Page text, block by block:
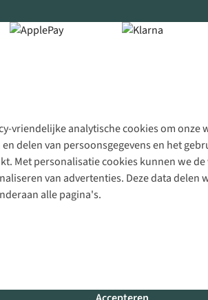
vriendelijke analytische cookies om
delen van persoonsgegevens en het
Met personalisatie cookies kunnen we
van advertenties. Deze data delen
alle pagina's.